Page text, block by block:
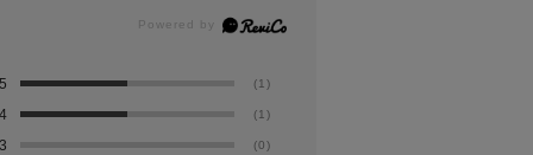
5 (1)
4 (1)
3 (0)